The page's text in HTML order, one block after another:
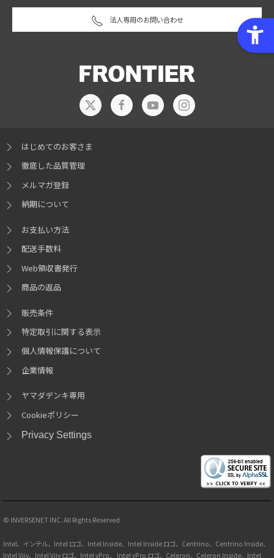
法人専用のお問い合わせ
はじめてのお客さま
徹底した品質管理
メルマガ登録
納期について
お支払い方法
配送手数料
Web領収書発行
商品の返品
販売条件
特定取引に関する表示
個人情報保護について
企業情報
ヤマダデンキ専用
Cookieポリシー
Privacy Settings
© INVERSENET INC. All Rights Reserved
Intel、インテル、Intel ロゴ、Intel Inside、Intel Inside ロゴ、Centrino、Centrino Inside、
Intel Viiv、Intel Viiv ロゴ、Intel vPro、 Intel vPro ロゴ、Celeron、Celeron Inside、Intel